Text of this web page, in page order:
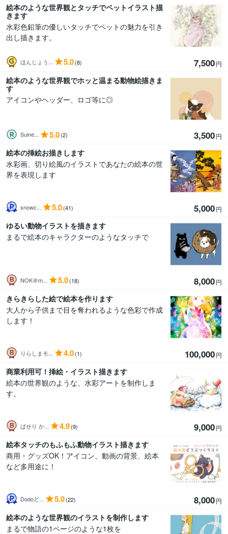
絵本のような世界観とタッチでペットイラスト描
きます
水彩色鉛筆の優しいタッチでペットの魅力を引き
出し描きます。
ほんじょう... 5.0(8) 7,500円
絵本のような世界観でホッと温まる動物絵描きま
す
アイコンやヘッダー、ロゴ等に◎
Suine... 5.0(2) 3,500円
絵本の挿絵お描きします
水彩画、切り絵風のイラストであなたの絵本の世
界を表現します
snowc... 5.0(41) 5,000円
ゆるい動物イラストを描きます
まるで絵本のキャラクターのようなタッチで
NOK＠m... 5.0(18) 8,000円
きらきらした絵で絵本を作ります
大人から子供まで目を奪われるような色彩で作成
します！
りらしまモ... 4.0(1) 100,000円
商業利用可！挿絵・イラスト描きます
絵本の世界観のような、水彩アートを制作しま
す。
ぱせり か... 4.9(9) 9,000円
絵本タッチのもふもふ動物イラスト描きます
商用・グッズOK！アイコン、動画の背景、絵本
など多用途に！
Dodoど... 5.0(22) 8,000円
絵本のような世界観のイラストを制作します
まるで物語の1ページのような1枚を